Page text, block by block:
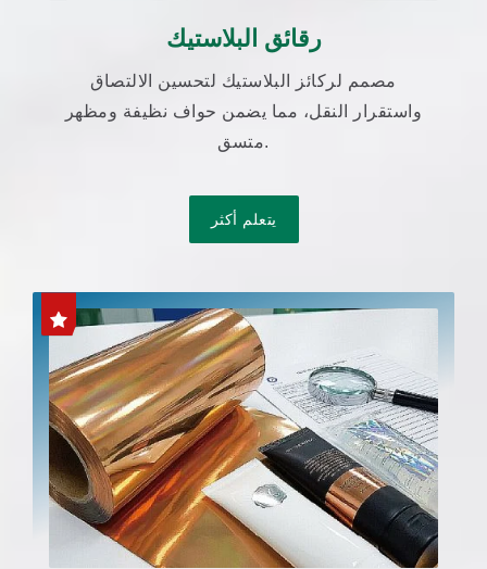
رقائق البلاستيك
مصمم لركائز البلاستيك لتحسين الالتصاق
واستقرار النقل، مما يضمن حواف نظيفة ومظهر
متسق.
يتعلم أكثر